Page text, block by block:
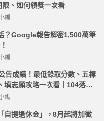
、如何領獎一次看
編
？Google報告解密1,500萬筆
編
告成績！最低錄取分數、五標
填志願攻略一次看｜104落點
編
自提退休金」，8月起將加徵